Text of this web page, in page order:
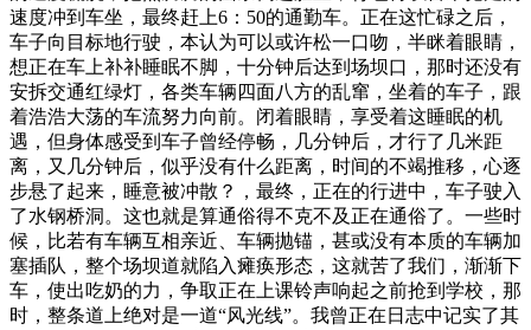
速度冲到车坐，最终赶上6：50的通勤车。正在这忙碌之后，
车子向目标地行驶，本认为可以或许松一口吻，半眯着眼睛，
想正在车上补补睡眠不脚，十分钟后达到场坝口，那时还没有
安拆交通红绿灯，各类车辆四面八方的乱窜，坐着的车子，跟
着浩浩大荡的车流努力向前。闭着眼睛，享受着这睡眠的机
遇，但身体感受到车子曾经停畅，几分钟后，才行了几米距
离，又几分钟后，似乎没有什么距离，时间的不竭推移，心逐
步悬了起来，睡意被冲散？，最终，正在的行进中，车子驶入
了水钢桥洞。这也就是算通俗得不克不及正在通俗了。一些时
候，比若有车辆互相亲近、车辆抛锚，甚或没有本质的车辆加
塞插队，整个场坝道就陷入瘫痪形态，这就苦了我们，渐渐下
车，使出吃奶的力，争取正在上课铃声响起之前抢到学校，那
时，整条道上绝对是一道“风光线”。我曾正在日志中记实了其